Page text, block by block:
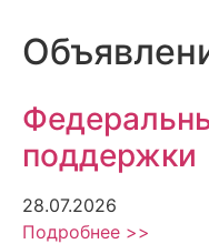
поддержки
28.07.2026
Подробнее >>